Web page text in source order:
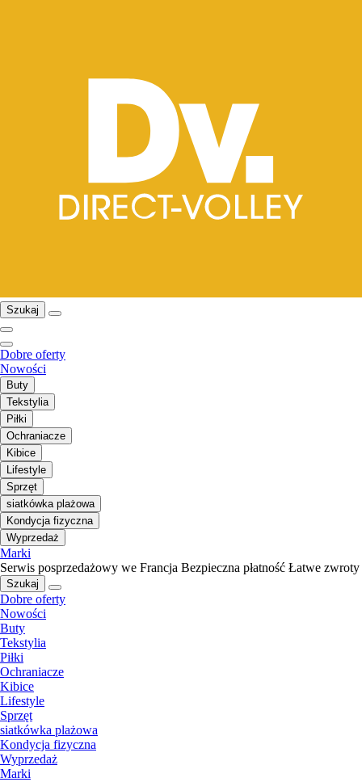
Szukaj
Dobre oferty
Nowości
Buty
Tekstylia
Piłki
Ochraniacze
Kibice
Lifestyle
Sprzęt
siatkówka plażowa
Kondycja fizyczna
Wyprzedaż
Marki
Serwis posprzedażowy we Francja Bezpieczna płatność Łatwe zwroty
Szukaj
Dobre oferty
Nowości
Buty
Tekstylia
Piłki
Ochraniacze
Kibice
Lifestyle
Sprzęt
siatkówka plażowa
Kondycja fizyczna
Wyprzedaż
Marki